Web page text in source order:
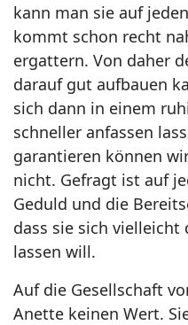
kann man sie auf
kommt schon recht
ergattern. Von daher
darauf gut aufbauen
sich dann in einem
schneller anfassen
garantieren können
nicht. Gefragt ist auf
Geduld und die
dass sie sich vielleicht
lassen will.
Auf die Gesellschaft
Anette keinen Wert.